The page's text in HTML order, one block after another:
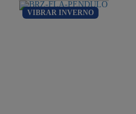
VIBRAR INVERNO